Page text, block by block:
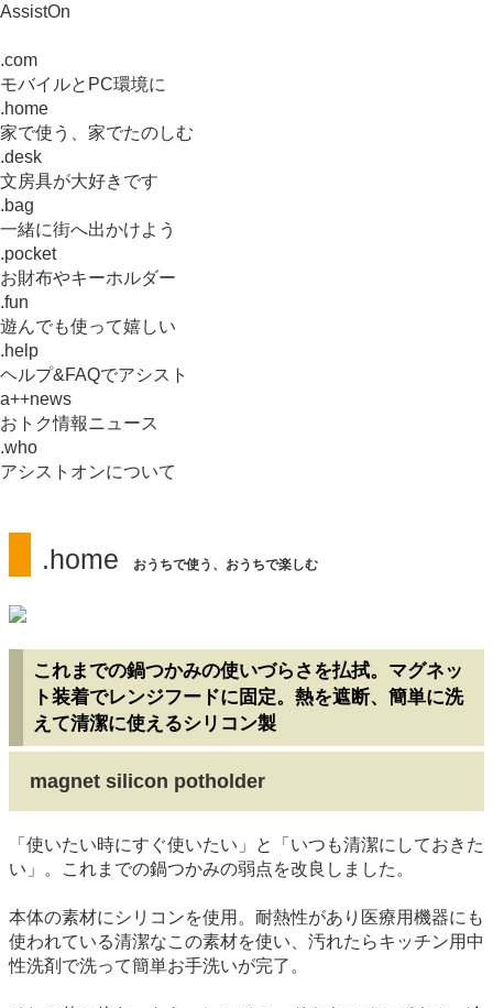
.home おうちで使う、おうちで楽しむ
これまでの鍋つかみの使いづらさを払拭。マグネッ
ト装着でレンジフードに固定。熱を遮断、簡単に洗
えて清潔に使えるシリコン製
magnet silicon potholder
「使いたい時にすぐ使いたい」と「いつも清潔にしておきた
い」。これまでの鍋つかみの弱点を改良しました。
本体の素材にシリコンを使用。耐熱性があり医療用機器にも
使われている清潔なこの素材を使い、汚れたらキッチン用中
性洗剤で洗って簡単お手洗いが完了。
AssistOn
.com
モバイルとPC環境に
.home
家で使う、家でたのしむ
.desk
文房具が大好きです
.bag
一緒に街へ出かけよう
.pocket
お財布やキーホルダー
.fun
遊んでも使って嬉しい
.help
ヘルプ&FAQでアシスト
a++news
おトク情報ニュース
.who
アシストオンについて